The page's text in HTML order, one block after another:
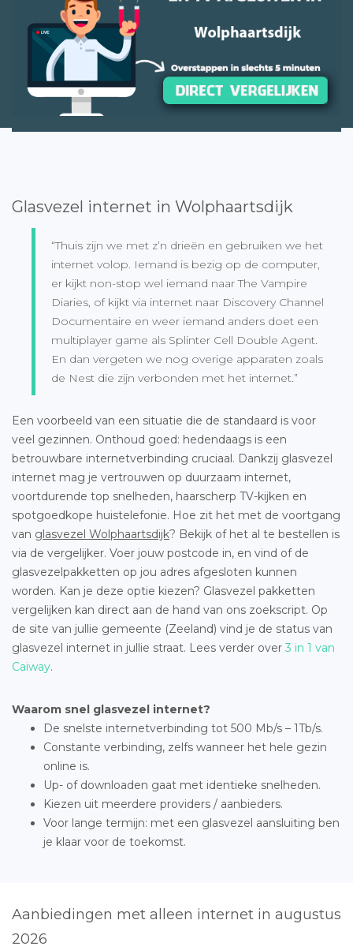
Glasvezel internet in Wolphaartsdijk
“Thuis zijn we met z’n drieën en gebruiken we het
internet volop. Iemand is bezig op de computer,
er kijkt non-stop wel iemand naar The Vampire
Diaries, of kijkt via internet naar Discovery Channel
Documentaire en weer iemand anders doet een
multiplayer game als Splinter Cell Double Agent.
En dan vergeten we nog overige apparaten zoals
de Nest die zijn verbonden met het internet.”
Een voorbeeld van een situatie die de standaard is voor
veel gezinnen. Onthoud goed: hedendaags is een
betrouwbare internetverbinding cruciaal. Dankzij glasvezel
internet mag je vertrouwen op duurzaam internet,
voortdurende top snelheden, haarscherp TV-kijken en
spotgoedkope huistelefonie. Hoe zit het met de voortgang
van glasvezel Wolphaartsdijk? Bekijk of het al te bestellen is
via de vergelijker. Voer jouw postcode in, en vind of de
glasvezelpakketten op jou adres afgesloten kunnen
worden. Kan je deze optie kiezen? Glasvezel pakketten
vergelijken kan direct aan de hand van ons zoekscript. Op
de site van jullie gemeente (Zeeland) vind je de status van
glasvezel internet in jullie straat. Lees verder over 3 in 1 van
Caiway.
Waarom snel glasvezel internet?
De snelste internetverbinding tot 500 Mb/s – 1Tb/s.
Constante verbinding, zelfs wanneer het hele gezin
online is.
Up- of downloaden gaat met identieke snelheden.
Kiezen uit meerdere providers / aanbieders.
Voor lange termijn: met een glasvezel aansluiting ben
je klaar voor de toekomst.
Aanbiedingen met alleen internet in augustus
2026